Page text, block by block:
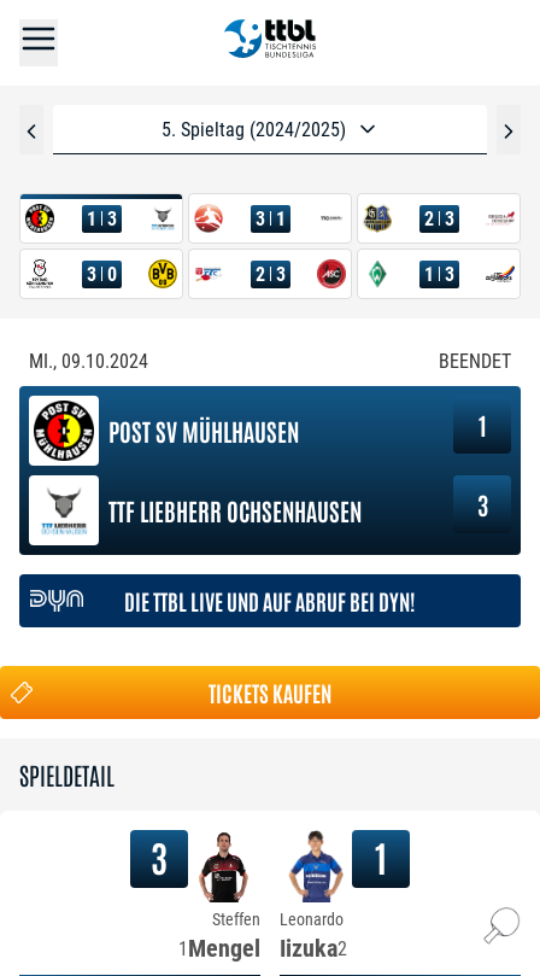
5. Spieltag (2024/2025)
1 3 3 1 2 3
3 0 2 3 1 3
MI., 09.10.2024 BEENDET
POST SV MÜHLHAUSEN 1
TTF LIEBHERR OCHSENHAUSEN 3
DIE TTBL LIVE UND AUF ABRUF BEI DYN!
TICKETS KAUFEN
SPIELDETAIL
3
Steffen
1 Mengel
1
Leonardo
Iizuka2